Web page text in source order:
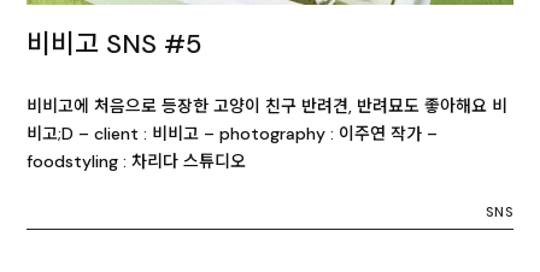
비비고 SNS #5
비비고에 처음으로 등장한 고양이 친구 반려견, 반려묘도 좋아해요 비
비고;D – client : 비비고 – photography : 이주연 작가 –
foodstyling : 차리다 스튜디오
SNS